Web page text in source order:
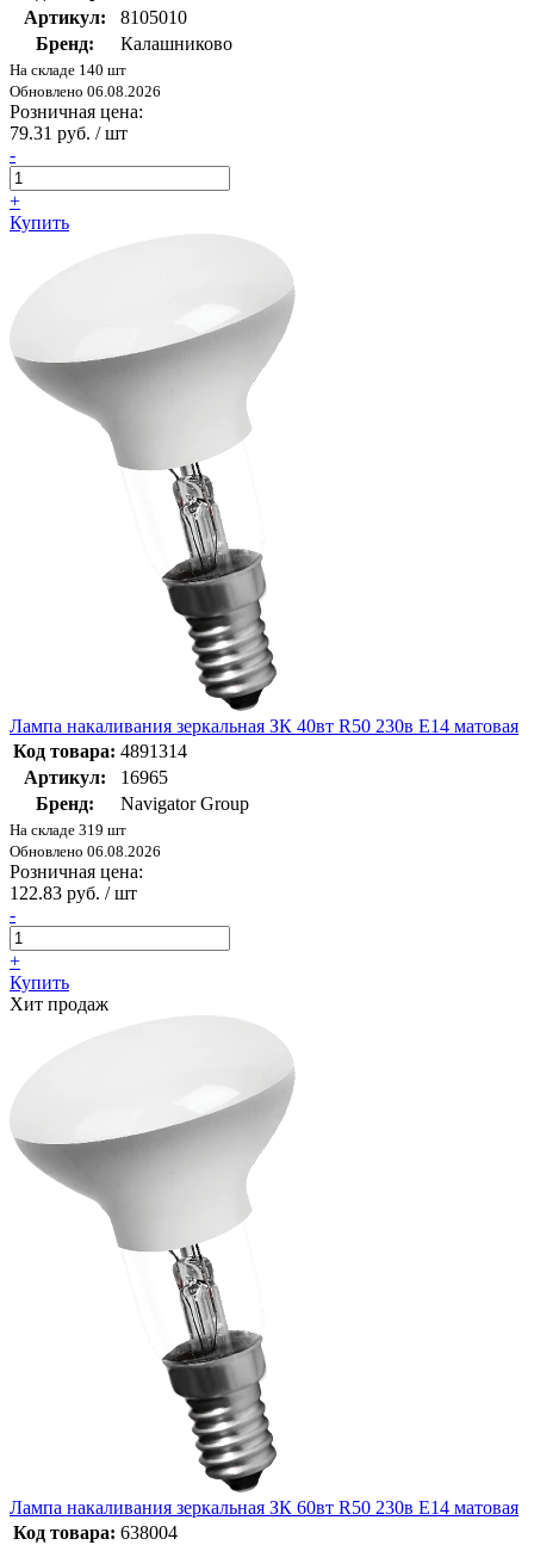
Артикул:
8105010
Бренд:
Калашниково
На складе 140 шт
Обновлено 06.08.2026
Розничная цена:
79.31 руб. / шт
-
+
Купить
Лампа накаливания зеркальная ЗК 40вт R50 230в Е14 матовая
Код товара: 4891314
Артикул:
16965
Бренд:
Navigator Group
На складе 319 шт
Обновлено 06.08.2026
Розничная цена:
122.83 руб. / шт
-
+
Купить
Хит продаж
Лампа накаливания зеркальная ЗК 60вт R50 230в Е14 матовая
Код товара: 638004